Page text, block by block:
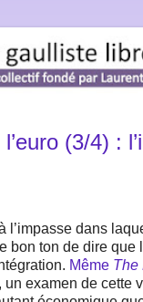
(3/4) :
l’impasse dans
bon ton de dire que
Même The
un examen de cette